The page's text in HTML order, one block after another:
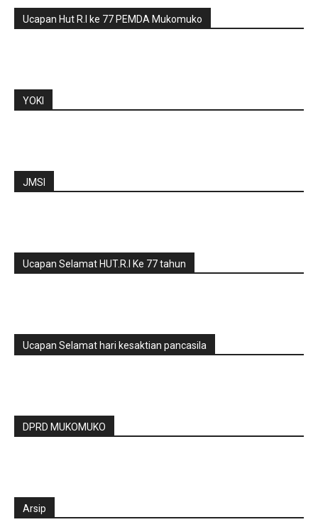
Ucapan Hut R.I ke 77 PEMDA Mukomuko
YOKI
JMSI
Ucapan Selamat HUT.R.I Ke 77 tahun
Ucapan Selamat hari kesaktian pancasila
DPRD MUKOMUKO
Arsip